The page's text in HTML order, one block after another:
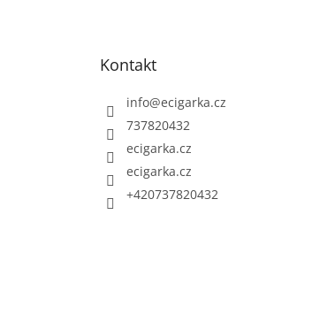
Kontakt
info@ecigarka.cz
737820432
ecigarka.cz
ecigarka.cz
+420737820432